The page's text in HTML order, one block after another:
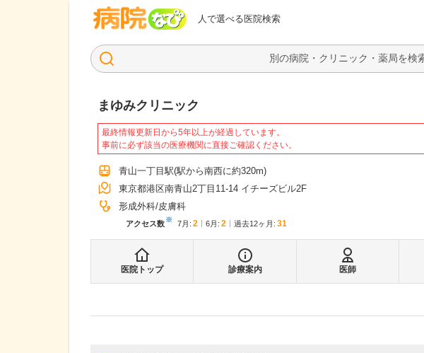
人で選べる医院検索
病院なび
検
まゆみクリニック
最終情報更新日から5年以上が経過しています。
事前に必ず該当の医療機関に直接ご確認ください。
青山一丁目駅(駅から南西に約320m)
東京都港区南青山2丁目11-14 イチーズビル2F
形成外科 皮膚科
アクセス数※ 7月 : 2 6月 : 2 過去12ヶ月: 31
医院トップ 診療案内 医師